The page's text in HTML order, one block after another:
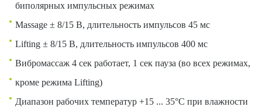
биполярных импульсных режимах
Massage ± 8/15 В, длительность импульсов 45 мс
Lifting ± 8/15 В, длительность импульсов 400 мс
Вибромассаж 4 сек работает, 1 сек пауза (во всех режимах,
кроме режима Lifting)
Диапазон рабочих температур +15 ... 35°С при влажности